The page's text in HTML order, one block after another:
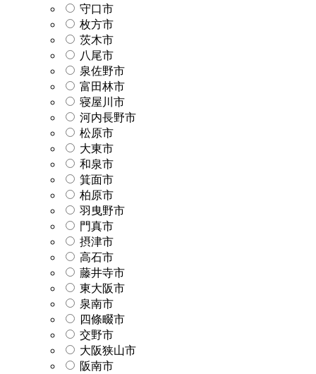
守口市
枚方市
茨木市
八尾市
泉佐野市
富田林市
寝屋川市
河内長野市
松原市
大東市
和泉市
箕面市
柏原市
羽曳野市
門真市
摂津市
高石市
藤井寺市
東大阪市
泉南市
四條畷市
交野市
大阪狭山市
阪南市